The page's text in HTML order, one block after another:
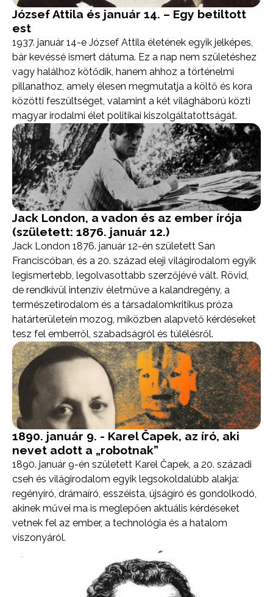
József Attila és január 14. – Egy betiltott
est
1937. január 14-e József Attila életének egyik jelképes,
bár kevéssé ismert dátuma. Ez a nap nem születéshez
vagy halálhoz kötődik, hanem ahhoz a történelmi
pillanathoz, amely élesen megmutatja a költő és kora
közötti feszültséget, valamint a két világháború közti
magyar irodalmi élet politikai kiszolgáltatottságát.
Jack London, a vadon és az ember írója
(született: 1876. január 12.)
Jack London 1876. január 12-én született San
Franciscóban, és a 20. század eleji világirodalom egyik
legismertebb, legolvasottabb szerzőjévé vált. Rövid,
de rendkívül intenzív életműve a kalandregény, a
természetirodalom és a társadalomkritikus próza
határterületein mozog, miközben alapvető kérdéseket
tesz fel emberről, szabadságról és túlélésről.
1890. január 9. - Karel Čapek, az író, aki
nevet adott a „robotnak”
1890. január 9-én született Karel Čapek, a 20. századi
cseh és világirodalom egyik legsokoldalúbb alakja:
regényíró, drámaíró, esszéista, újságíró és gondolkodó,
akinek művei ma is meglepően aktuális kérdéseket
vetnek fel az ember, a technológia és a hatalom
viszonyáról.